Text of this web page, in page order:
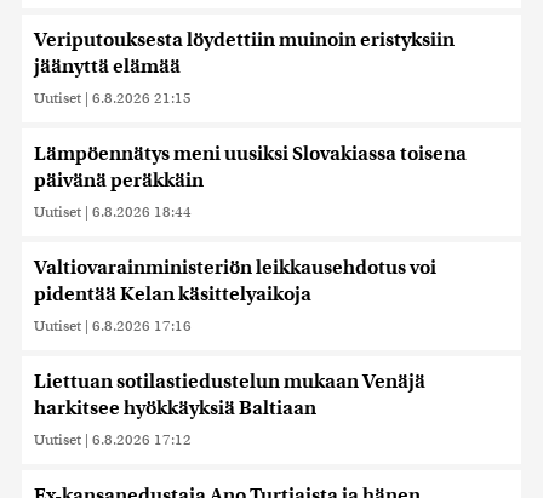
Veriputouksesta löydettiin muinoin eristyksiin
jäänyttä elämää
Uutiset | 6.8.2026 21:15
Lämpöennätys meni uusiksi Slovakiassa toisena
päivänä peräkkäin
Uutiset | 6.8.2026 18:44
Valtiovarainministeriön leikkausehdotus voi
pidentää Kelan käsittelyaikoja
Uutiset | 6.8.2026 17:16
Liettuan sotilastiedustelun mukaan Venäjä
harkitsee hyökkäyksiä Baltiaan
Uutiset | 6.8.2026 17:12